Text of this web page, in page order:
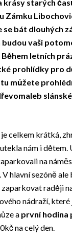
krásy starých
Zámku
se bát dlouhých
vaši
letních
prohlídky pro
tu můžete
celkem krátká,
nám i dětem.
na
hlavní sezóně ale
raději
nádraží, které
a první hodina
na celý den.